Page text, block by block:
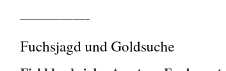
—————-
Fuchsjagd und Goldsuche